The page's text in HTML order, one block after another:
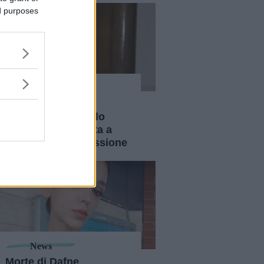
purposes
racconta di come lo
yoga l'abbia aiutata a
superare la depressione
News
Morte di Dafne